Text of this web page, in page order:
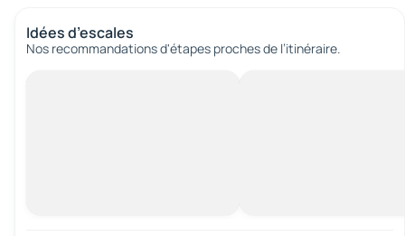
Idées d’escales
Nos recommandations d'étapes proches de l’itinéraire.